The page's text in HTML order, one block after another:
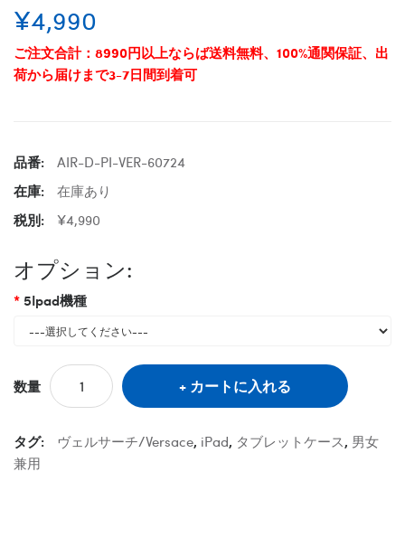
¥4,990
ご注文合計：8990円以上ならば送料無料、100%通関保証、出
荷から届けまで3-7日間到着可
品番:
AIR-D-PI-VER-60724
在庫:
在庫あり
税別:
¥4,990
オプション:
5Ipad機種
数量 カートに入れる
タグ: ヴェルサーチ/Versace, iPad, タブレットケース, 男女
兼用